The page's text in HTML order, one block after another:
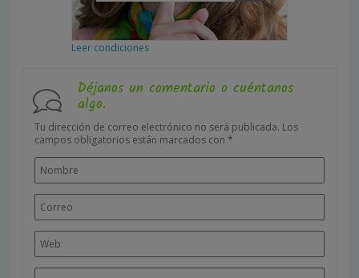
Leer condiciones
Déjanos un comentario o cuéntanos
algo.
Tu dirección de correo electrónico no será publicada. Los
campos obligatorios están marcados con *